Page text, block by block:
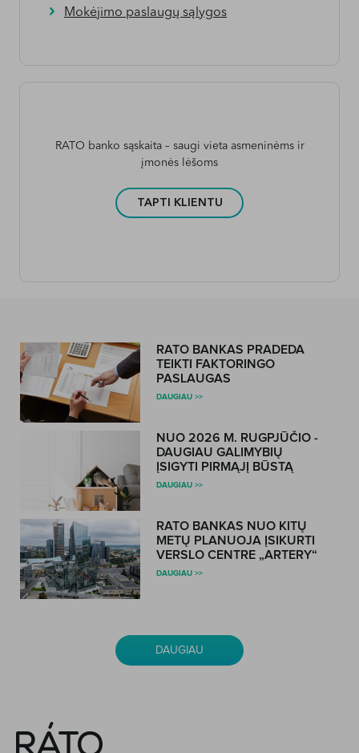
Mokėjimo paslaugų sąlygos
RATO banko sąskaita – saugi vieta asmeninėms ir
įmonės lėšoms
TAPTI KLIENTU
RATO BANKAS PRADEDA
TEIKTI FAKTORINGO
PASLAUGAS
DAUGIAU >>
NUO 2026 M. RUGPJŪČIO -
DAUGIAU GALIMYBIŲ
ĮSIGYTI PIRMĄJĮ BŪSTĄ
DAUGIAU >>
RATO BANKAS NUO KITŲ
METŲ PLANUOJA ĮSIKURTI
VERSLO CENTRE „ARTERY“
DAUGIAU >>
DAUGIAU